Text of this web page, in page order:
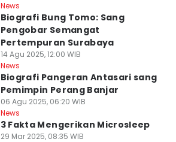
News
Biografi Bung Tomo: Sang
Pengobar Semangat
Pertempuran Surabaya
14 Agu 2025, 12:00 WIB
News
Biografi Pangeran Antasari sang
Pemimpin Perang Banjar
06 Agu 2025, 06:20 WIB
News
3 Fakta Mengerikan Microsleep
29 Mar 2025, 08:35 WIB